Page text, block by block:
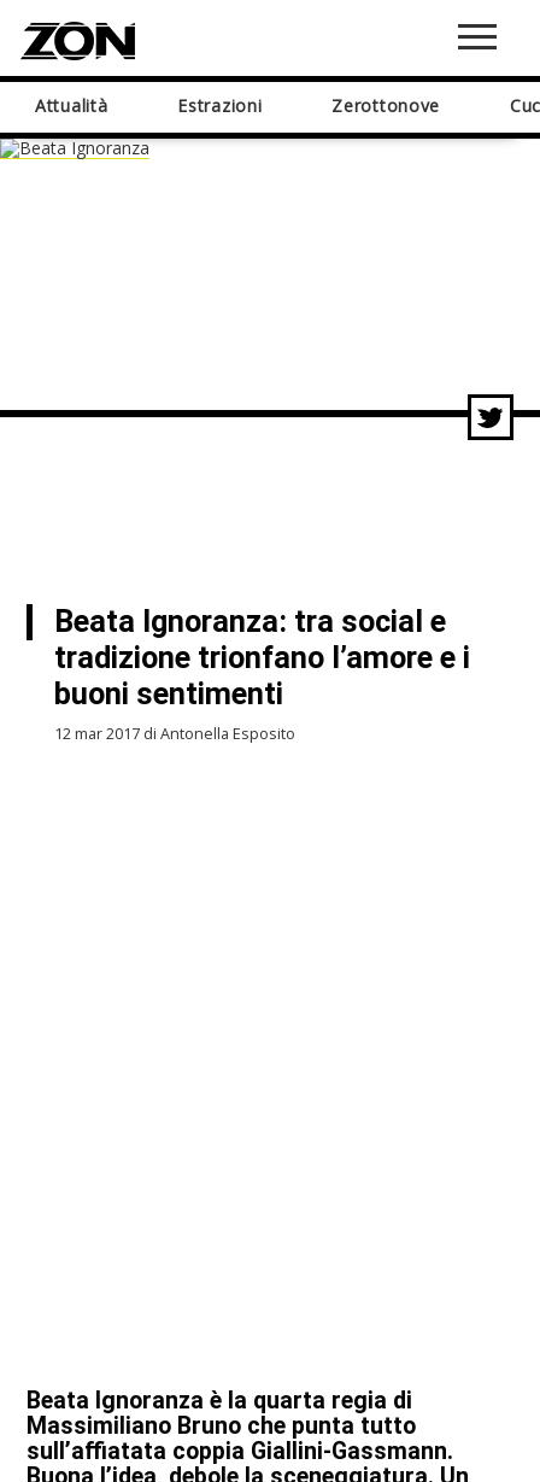
Attualità Estrazioni Zerottonove
Beata Ignoranza: tra social e
tradizione trionfano l’amore e i
buoni sentimenti
12 mar 2017 di Antonella Esposito
Beata Ignoranza è la quarta regia di
Massimiliano Bruno che punta tutto
sull’affiatata coppia Giallini­-Gassmann.